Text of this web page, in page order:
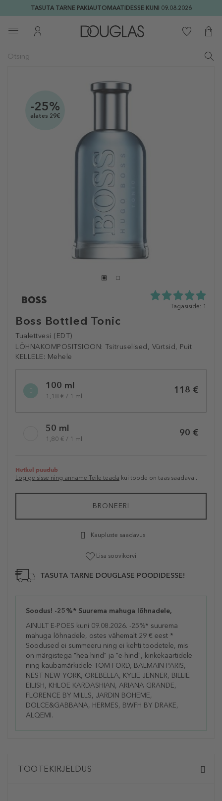
TASUTA TARNE PAKIAUTOMAATIDESSE KUNI 09.08.2026
-25%
alates 29€
Boss Bottled Tonic
Tualettvesi (EDT)
LÕHNAKOMPOSITSIOON: Tsitruselised, Vürtsid, Puit
KELLELE: Mehele
5.0
Tagasiside: 1
variation100 ml
1,18 € / 1 ml
118 €
50 ml
1,80 € / 1 ml
90 €
Hetkel puudub
Logige sisse ning anname Teile teada kui toode on taas saadaval.
BRONEERI
Kaupluste saadavus
Lisa soovikorvi
TASUTA TARNE DOUGLASE POODIDESSE!
Soodus! -25%* Suurema mahuga lõhnadele,
AINULT E-POES kuni 09.08.2026. -25%* suurema
mahuga lõhnadele, ostes vähemalt 29 € eest *
Soodused ei summeeru ning ei kehti toodetele, mis
on märgistega "hea hind" ja "e-hind", kinkekaartidele
ning kaubamärkidele TOM FORD, BALMAIN PARIS,
NEST NEW YORK, OREBELLA, KYLIE JENNER, BILLIE
EILISH, KHLOE KARDASHIAN, ARIANA GRANDE,
FLORENCE BY MILLS, JARDIN BOHEME,
DOLCE&GABBANA, HERMES, BWFH BY DRAKE,
ALQEMI.
TOOTEKIRJELDUS